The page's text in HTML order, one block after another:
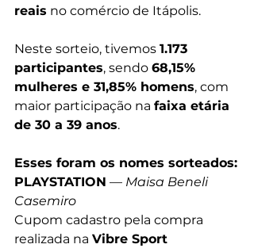
reais no comércio de Itápolis.
Neste sorteio, tivemos 1.173
participantes, sendo 68,15%
mulheres e 31,85% homens, com
maior participação na faixa etária
de 30 a 39 anos.
Esses foram os nomes sorteados:
PLAYSTATION — Maisa Beneli
Casemiro
Cupom cadastro pela compra
realizada na Vibre Sport